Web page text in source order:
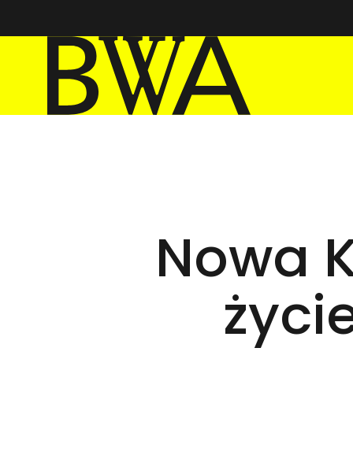
BWA Wrocław
Galerie Sztuki Współczesnej
Nowa